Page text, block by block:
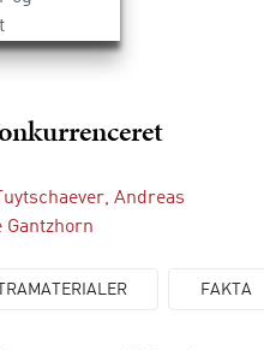
, Andreas
Gantzhorn
FAKTA